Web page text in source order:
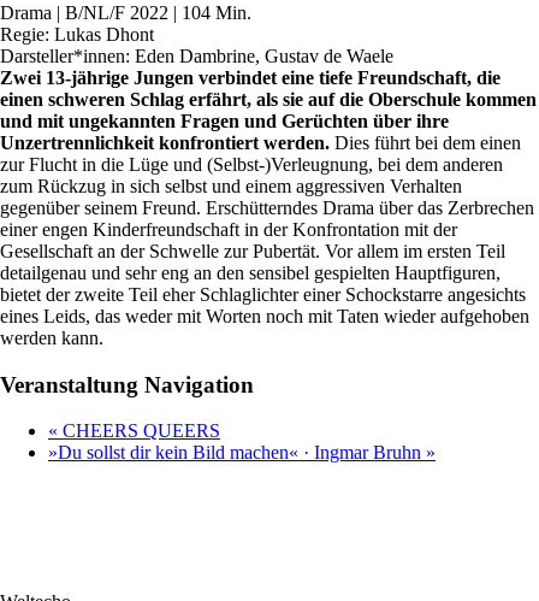
Drama | B/NL/F 2022 | 104 Min.
Regie: Lukas Dhont
Darsteller*innen: Eden Dambrine, Gustav de Waele
Zwei 13-jährige Jungen verbindet eine tiefe Freundschaft, die
einen schweren Schlag erfährt, als sie auf die Oberschule kommen
und mit ungekannten Fragen und Gerüchten über ihre
Unzertrennlichkeit konfrontiert werden. Dies führt bei dem einen
zur Flucht in die Lüge und (Selbst-)Verleugnung, bei dem anderen
zum Rückzug in sich selbst und einem aggressiven Verhalten
gegenüber seinem Freund. Erschütterndes Drama über das Zerbrechen
einer engen Kinderfreundschaft in der Konfrontation mit der
Gesellschaft an der Schwelle zur Pubertät. Vor allem im ersten Teil
detailgenau und sehr eng an den sensibel gespielten Hauptfiguren,
bietet der zweite Teil eher Schlaglichter einer Schockstarre angesichts
eines Leids, das weder mit Worten noch mit Taten wieder aufgehoben
werden kann.
Veranstaltung Navigation
« CHEERS QUEERS
»Du sollst dir kein Bild machen« · Ingmar Bruhn »